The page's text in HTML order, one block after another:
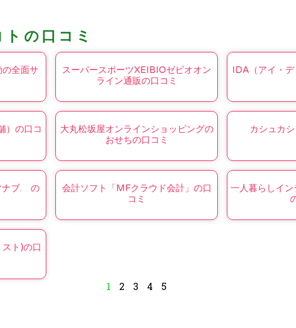
の口コミ
全面サ
スーパースポーツXEIBIOゼビオオン
ライン通販の口コミ
IDA（アイ・デ
）の口コ
大丸松坂屋オンラインショッピングの
おせちの口コミ
カシュカ
ナブ. の
会計ソフト「MFクラウド会計」の口
コミ
一人暮らしイ
ト)の口
1 2 3 4 5